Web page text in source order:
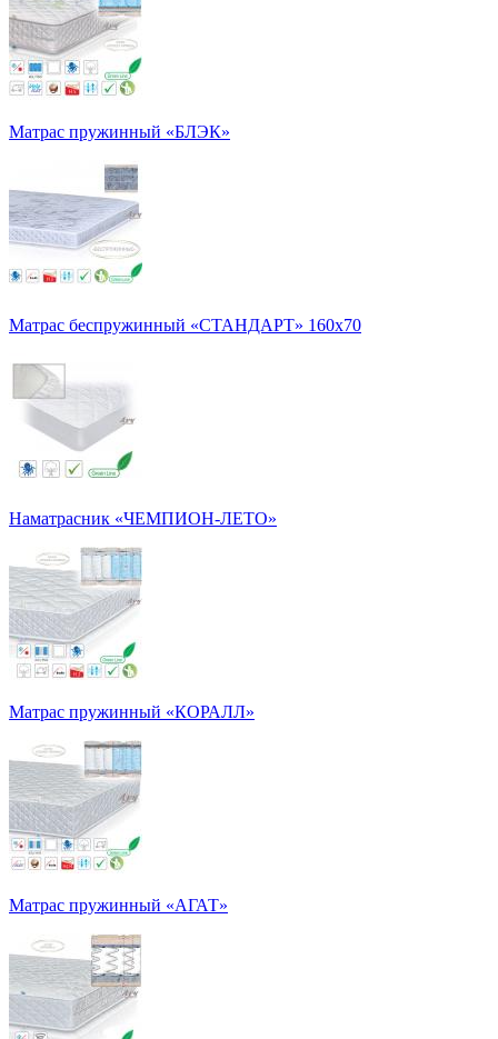
Матрас пружинный «БЛЭК»
Матрас беспружинный «СТАНДАРТ» 160х70
Наматрасник «ЧЕМПИОН-ЛЕТО»
Матрас пружинный «КОРАЛЛ»
Матрас пружинный «АГАТ»